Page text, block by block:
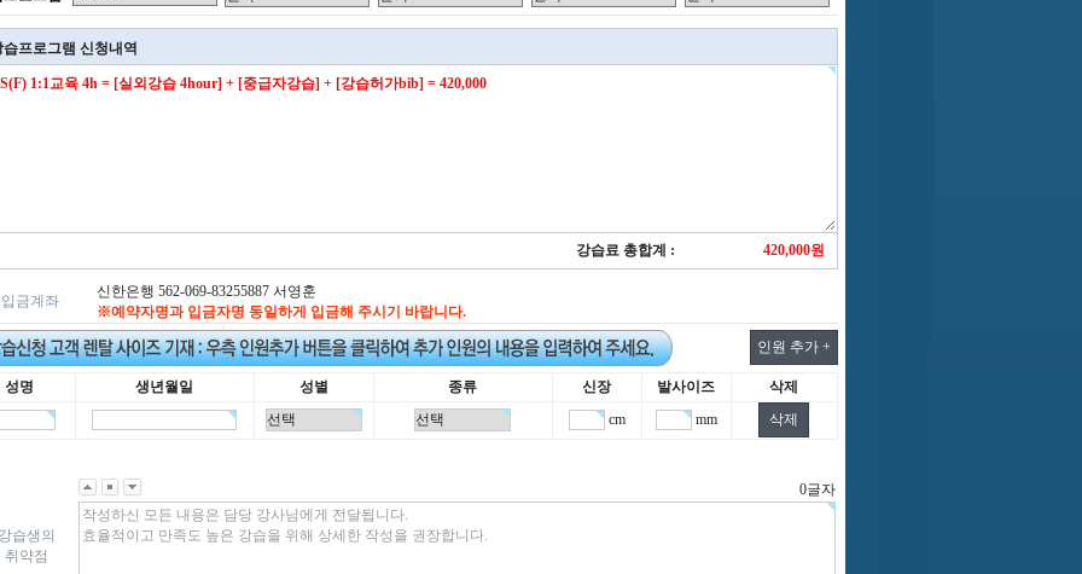
프로그램 신청내역
강습료 총합계 :
입금계좌
신한은행 562-069-83255887 서영훈
※예약자명과 입금자명 동일하게 입금해 주시기 바랍니다.
성명 생년월일 성별 종류 신장 발사이즈
삭제
cm
mm
습생의
취약점
0글자